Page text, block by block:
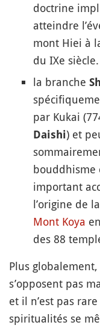
doctrine
atteindre
mont Hiei à
du IXe siècle.
la branche
par Kukai
Daishi) et
bouddhisme
important
l’origine de
Mont Koya
des 88
Plus
s’opposent pas
et il n’est pas
spiritualités se